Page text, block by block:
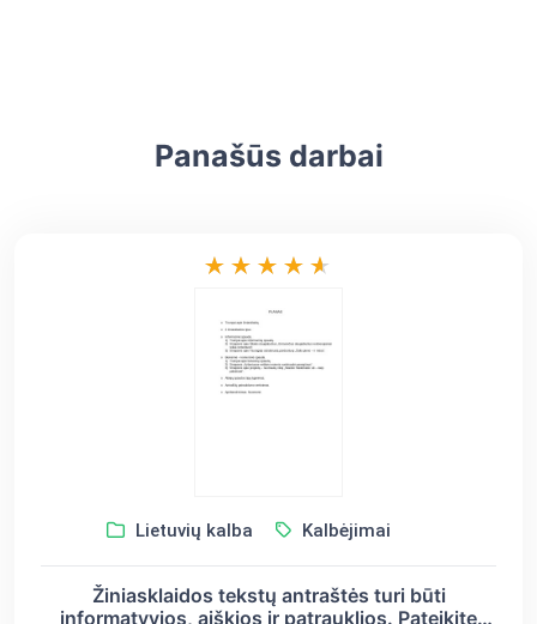
Panašūs darbai
Lietuvių kalba Kalbėjimai
Žiniasklaidos tekstų antraštės turi būti
informatyvios, aiškios ir patrauklios. Pateikite